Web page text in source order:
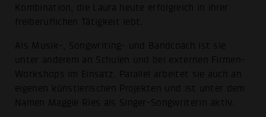
Kombination, die Laura heute erfolgreich in ihrer
freiberuflichen Tätigkeit lebt.
Als Musik-, Songwriting- und Bandcoach ist sie
unter anderem an Schulen und bei externen Firmen-
Workshops im Einsatz. Parallel arbeitet sie auch an
eigenen künstlerischen Projekten und ist unter dem
Namen Maggie Ries als Singer-Songwriterin aktiv.